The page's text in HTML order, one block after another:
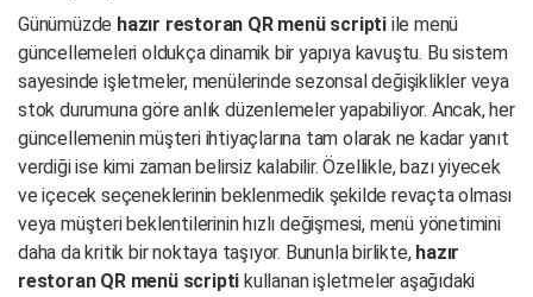
Günümüzde hazır restoran QR menü scripti ile menü
güncellemeleri oldukça dinamik bir yapıya kavuştu. Bu sistem
sayesinde işletmeler, menülerinde sezonsal değişiklikler veya
stok durumuna göre anlık düzenlemeler yapabiliyor. Ancak, her
güncellemenin müşteri ihtiyaçlarına tam olarak ne kadar yanıt
verdiği ise kimi zaman belirsiz kalabilir. Özellikle, bazı yiyecek
ve içecek seçeneklerinin beklenmedik şekilde revaçta olması
veya müşteri beklentilerinin hızlı değişmesi, menü yönetimini
daha da kritik bir noktaya taşıyor. Bununla birlikte, hazır
restoran QR menü scripti kullanan işletmeler aşağıdaki